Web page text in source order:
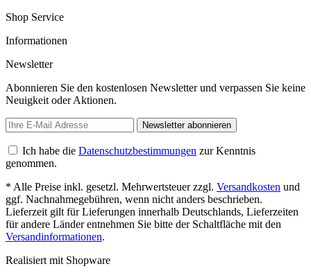
Shop Service
Informationen
Newsletter
Abonnieren Sie den kostenlosen Newsletter und verpassen Sie keine
Neuigkeit oder Aktionen.
Newsletter abonnieren
Ich habe die Datenschutzbestimmungen zur Kenntnis
genommen.
* Alle Preise inkl. gesetzl. Mehrwertsteuer zzgl. Versandkosten und
ggf. Nachnahmegebühren, wenn nicht anders beschrieben.
Lieferzeit gilt für Lieferungen innerhalb Deutschlands, Lieferzeiten
für andere Länder entnehmen Sie bitte der Schaltfläche mit den
Versandinformationen.
Realisiert mit Shopware